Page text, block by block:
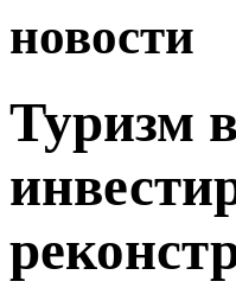
новости
Туризм